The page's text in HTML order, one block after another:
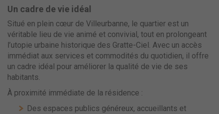
Un cadre de vie idéal
Situé en plein cœur de Villeurbanne, le quartier est un
véritable lieu de vie animé et convivial, tout en prolongeant
l’utopie urbaine historique des Gratte-Ciel. Avec un accès
immédiat aux services et commodités du quotidien, il offre
un cadre idéal pour améliorer la qualité de vie de ses
habitants.
À proximité immédiate de la résidence :
Des espaces publics généreux, accueillants et